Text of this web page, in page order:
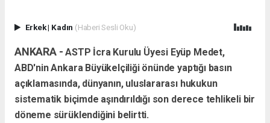
Erkek| Kadın (Haberi Sesli Oku)
ANKARA -ASTP İcra Kurulu Üyesi Eyüp Medet,
ABD'nin Ankara Büyükelçiliği önünde yaptığı basın
açıklamasında, dünyanın, uluslararası hukukun
sistematik biçimde aşındırıldığı son derece tehlikeli bir
döneme sürüklendiğini belirtti.